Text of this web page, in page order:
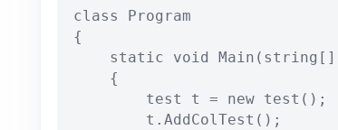
class Program
{
static void Main(string[]
    {
        test t = new test();
        t.AddColTest();